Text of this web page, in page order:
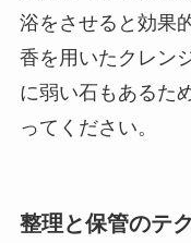
浴をさせると効果
香を用いたクレン
に弱い石もあるた
ってください。
整理と保管のテ